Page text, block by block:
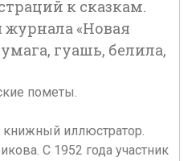
к сказкам.
«Новая
гуашь, белила,
пометы.
иллюстратор.
С 1952 года участник